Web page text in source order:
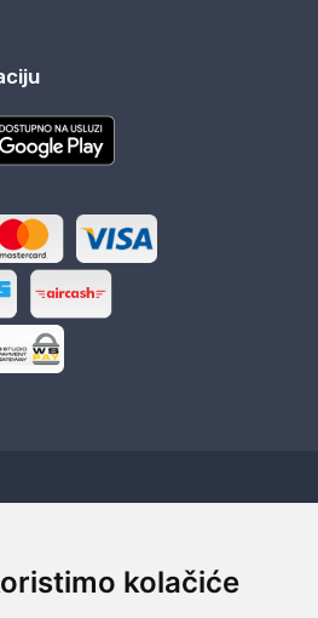
kolačiće
kod vas
novaca